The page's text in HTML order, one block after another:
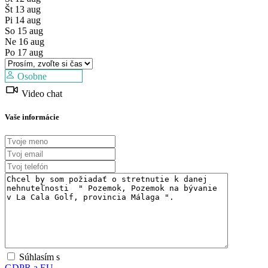
Št 13 aug
Pi 14 aug
So 15 aug
Ne 16 aug
Po 17 aug
Osobne
Video chat
Vaše informácie
Súhlasím s